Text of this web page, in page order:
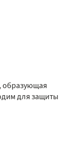
образующая
для защиты